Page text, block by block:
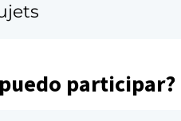
participar?